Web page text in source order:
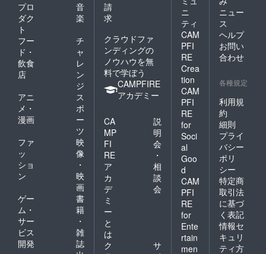
プロ
ダク
ト
音
楽
フー
ド・
飲食
店
チ
ャ
レ
ン
ジ
アニ
メ・
漫画
ス
ポ
ー
ツ
ファ
ッ
ショ
ン
映
像
・
映
画
ゲー
ム・
サー
ビス
開発
書
籍
・
雑
誌
請
求
クラウドファ
ンディングの
ノウハウを無
料で学ぼう
CAMPFIRE
アカデミー
CA
MP
FI
RE
ア
カ
デ
ミ
ー
と
は
説
明
会
・
相
談
会
ク
サ
ニ
ティ
CAM
PFI
RE
Crea
tion
CAM
PFI
RE
for
Soci
al
Goo
d
CAM
PFI
RE
for
Ente
rtain
men
ニュー
ス
ヘルプ
お問い
合わせ
各種規定
利用規
約
細則
プライ
バシー
ポリ
シー
特定商
取引法
に基づ
く表記
情報セ
キュリ
ティ方